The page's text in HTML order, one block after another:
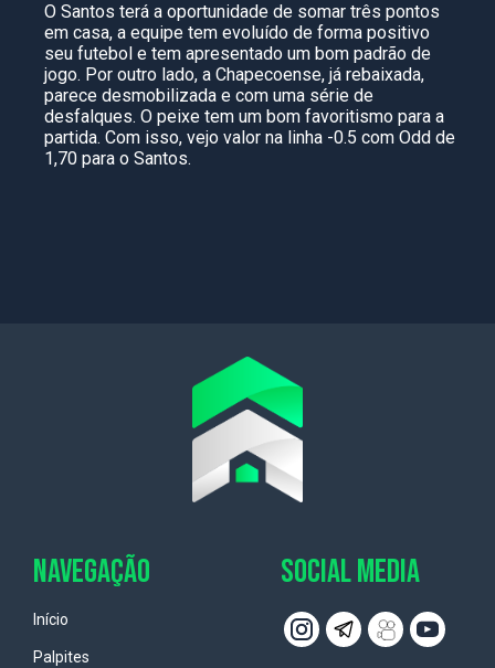
O Santos terá a oportunidade de somar três pontos
em casa, a equipe tem evoluído de forma positivo
seu futebol e tem apresentado um bom padrão de
jogo. Por outro lado, a Chapecoense, já rebaixada,
parece desmobilizada e com uma série de
desfalques. O peixe tem um bom favoritismo para a
partida. Com isso, vejo valor na linha -0.5 com Odd de
1,70 para o Santos.
NAVEGAÇÃO
Início
Palpites
SOCIAL MEDIA